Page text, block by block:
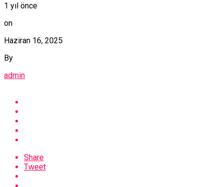
1 yıl önce
on
Haziran 16, 2025
By
admin
Share
Tweet